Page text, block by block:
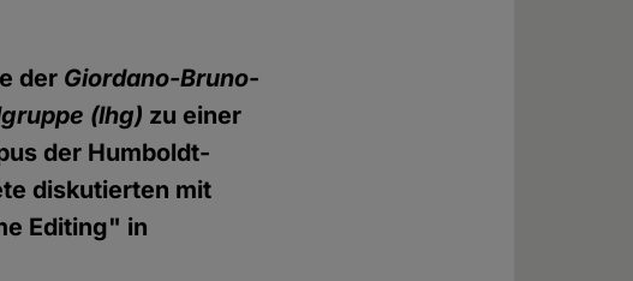
der Giordano-Bruno-
(lhg) zu einer
der Humboldt-
diskutierten mit
Editing" in